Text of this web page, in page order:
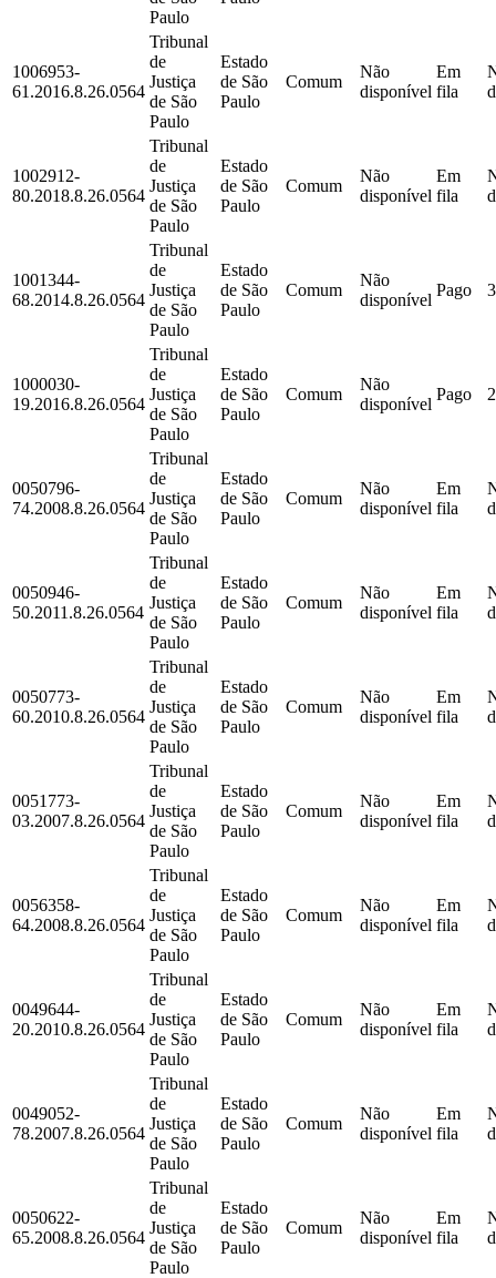
Paulo
1006953-
61.2016.8.26.0564
Tribunal
de
Justiça
de São
Paulo
Estado
de São
Paulo
Comum
Não
disponível
Em
fila
1002912-
80.2018.8.26.0564
Tribunal
de
Justiça
de São
Paulo
Estado
de São
Paulo
Comum
Não
disponível
Em
fila
1001344-
68.2014.8.26.0564
Tribunal
de
Justiça
de São
Paulo
Estado
de São
Paulo
Comum
Não
disponível
Pago
1000030-
19.2016.8.26.0564
Tribunal
de
Justiça
de São
Paulo
Estado
de São
Paulo
Comum
Não
disponível
Pago
0050796-
74.2008.8.26.0564
Tribunal
de
Justiça
de São
Paulo
Estado
de São
Paulo
Comum
Não
disponível
Em
fila
0050946-
50.2011.8.26.0564
Tribunal
de
Justiça
de São
Paulo
Estado
de São
Paulo
Comum
Não
disponível
Em
fila
0050773-
60.2010.8.26.0564
Tribunal
de
Justiça
de São
Paulo
Estado
de São
Paulo
Comum
Não
disponível
Em
fila
0051773-
03.2007.8.26.0564
Tribunal
de
Justiça
de São
Paulo
Estado
de São
Paulo
Comum
Não
disponível
Em
fila
0056358-
64.2008.8.26.0564
Tribunal
de
Justiça
de São
Paulo
Estado
de São
Paulo
Comum
Não
disponível
Em
fila
0049644-
20.2010.8.26.0564
Tribunal
de
Justiça
de São
Paulo
Estado
de São
Paulo
Comum
Não
disponível
Em
fila
0049052-
78.2007.8.26.0564
Tribunal
de
Justiça
de São
Paulo
Estado
de São
Paulo
Comum
Não
disponível
Em
fila
0050622-
65.2008.8.26.0564
Tribunal
de
Justiça
de São
Paulo
Estado
de São
Paulo
Comum
Não
disponível
Em
fila